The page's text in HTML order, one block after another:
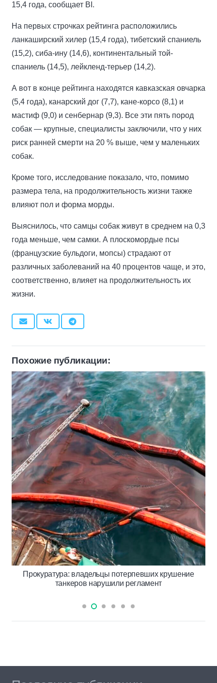
15,4 года, сообщает BI.
На первых строчках рейтинга расположились
ланкаширский хилер (15,4 года), тибетский спаниель
(15,2), сиба-ину (14,6), континентальный той-
спаниель (14,5), лейкленд-терьер (14,2).
А вот в конце рейтинга находятся кавказская овчарка
(5,4 года), канарский дог (7,7), кане-корсо (8,1) и
мастиф (9,0) и сенбернар (9,3). Все эти пять пород
собак — крупные, специалисты заключили, что у них
риск ранней смерти на 20 % выше, чем у маленьких
собак.
Кроме того, исследование показало, что, помимо
размера тела, на продолжительность жизни также
влияют пол и форма морды.
Выяснилось, что самцы собак живут в среднем на 0,3
года меньше, чем самки. А плоскомордые псы
(французские бульдоги, мопсы) страдают от
различных заболеваний на 40 процентов чаще, и это,
соответственно, влияет на продолжительность их
жизни.
Похожие публикации:
Прокуратура: владельцы потерпевших крушение
танкеров нарушили регламент